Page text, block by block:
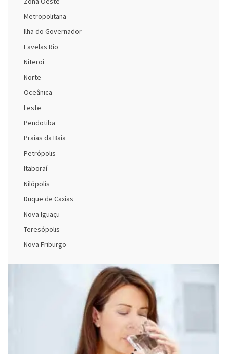
Metropolitana
Ilha do Governador
Favelas Rio
Niteroí
Norte
Oceânica
Leste
Pendotiba
Praias da Baía
Petrópolis
Itaboraí
Nilópolis
Duque de Caxias
Nova Iguaçu
Teresópolis
Nova Friburgo